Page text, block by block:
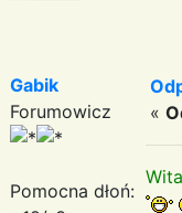
Gabik
Forumowicz
Pomocna dłoń:
«